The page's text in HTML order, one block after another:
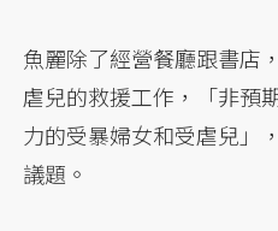
魚麗除了經營餐廳跟書店
虐兒的救援工作，「非預
力的受暴婦女和受虐兒」
議題。